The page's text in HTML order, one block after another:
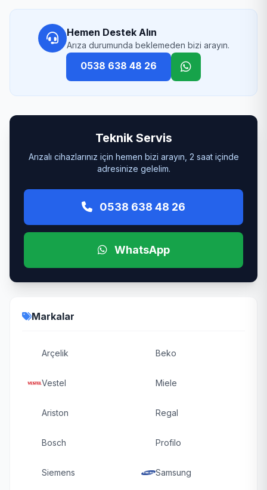
Hemen Destek Alın
Arıza durumunda beklemeden bizi arayın.
0538 638 48 26
Teknik Servis
Arızalı cihazlarınız için hemen bizi arayın, 2 saat içinde
adresinize gelelim.
0538 638 48 26
WhatsApp
Markalar
Arçelik Beko
Vestel Miele
Ariston Regal
Bosch Profilo
Siemens Samsung